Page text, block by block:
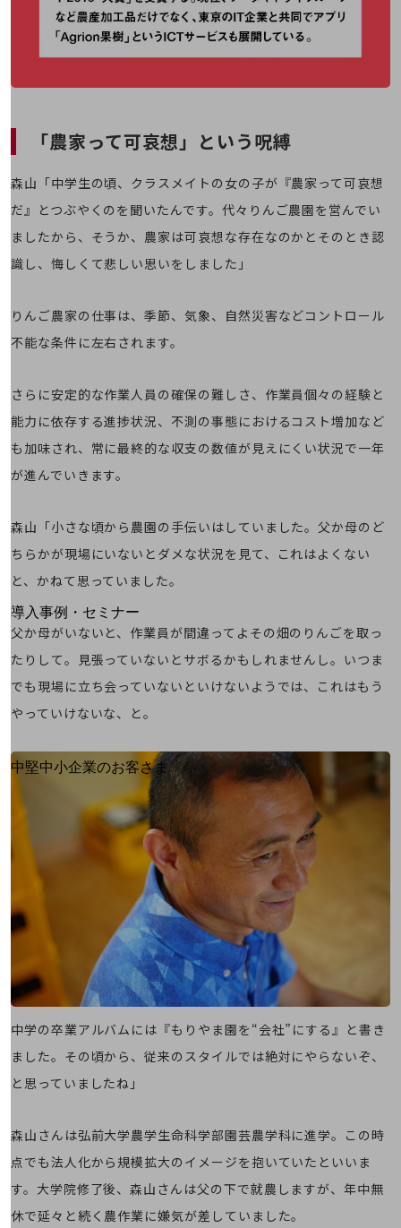
5G対応ホームルーター
通信モジュール製品
料金
料金TOP
ドコモBiz データ無制限 ドコモ MAX ドコモ mini ドコモBiz かけ放題
ケータイプラン
5Gデータプラス
IoT向け回線料金
home5Gプラン
運用保守・故障紛失サポート
回線・ネットワーク
別ウィンドウで開きます
導入事例・セミナー
導入事例TOP
最新の導入事例や注目の導入事例をご紹介します
セミナー
開催・出展する各種セミナー、イベント情報をご紹介します
別ウィンドウで開きます
中堅中小企業のお客さま
NTTドコモビジネスウォッチ
ビジネスお役立ち情報
旬な話題やお役立ち資料などDXの課題を
解決するヒントをお届けする記事サイト
新着記事
お役立ち資料ダウンロード
トレンド記事特集
IT用語集
中堅中小企業向け
サービス・ソリューション
課題やニーズに合ったサービスをご紹介し、
お悩みから見つける
ネットワーク
バックオフィス
セキュリティ
「農家って可哀想」という呪縛
森山「中学生の頃、クラスメイトの女の子が『農家って可哀想
だ』とつぶやくのを聞いたんです。代々りんご農園を営んでい
ましたから、そうか、農家は可哀想な存在なのかとそのとき認
識し、悔しくて悲しい思いをしました」
りんご農家の仕事は、季節、気象、自然災害などコントロール
不能な条件に左右されます。
さらに安定的な作業人員の確保の難しさ、作業員個々の経験と
能力に依存する進捗状況、不測の事態におけるコスト増加など
も加味され、常に最終的な収支の数値が見えにくい状況で一年
が進んでいきます。
森山「小さな頃から農園の手伝いはしていました。父か母のど
ちらかが現場にいないとダメな状況を見て、これはよくない
と、かねて思っていました。
父か母がいないと、作業員が間違ってよその畑のりんごを取っ
たりして。見張っていないとサボるかもしれませんし。いつま
でも現場に立ち会っていないといけないようでは、これはもう
やっていけないな、と。
中学の卒業アルバムには『もりやま園を“会社”にする』と書き
ました。その頃から、従来のスタイルでは絶対にやらないぞ、
と思っていましたね」
森山さんは弘前大学農学生命科学部園芸農学科に進学。この時
点でも法人化から規模拡大のイメージを抱いていたといいま
す。大学院修了後、森山さんは父の下で就農しますが、年中無
休で延々と続く農作業に嫌気が差していました。